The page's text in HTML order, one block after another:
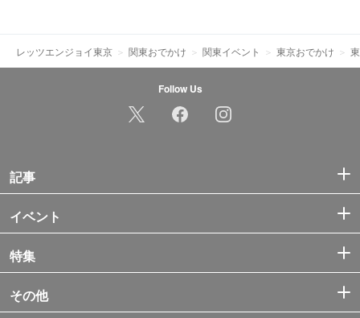
レッツエンジョイ東京 関東おでかけ 関東イベント 東京おでかけ
Follow Us
記事
イベント
特集
その他